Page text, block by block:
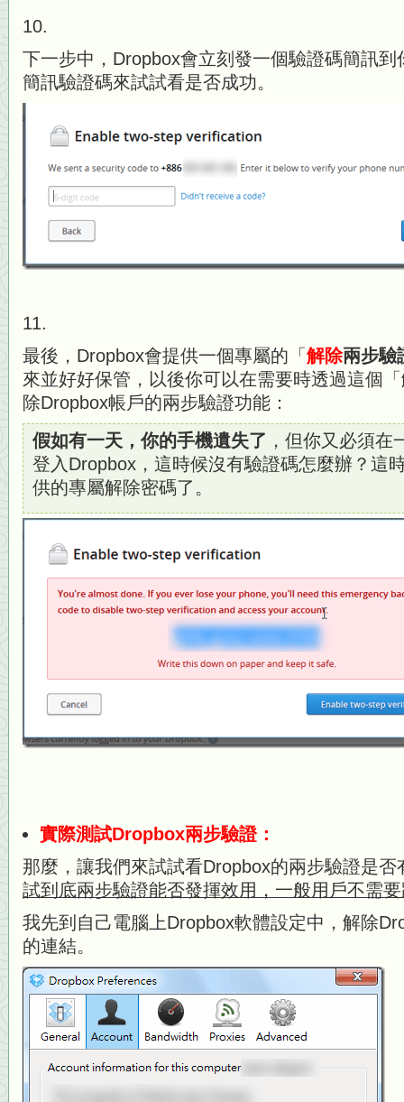
10.
下一步中，Dropbox會立刻發一個驗證碼簡訊
簡訊驗證碼來試試看是否成功。
11.
最後，Dropbox會提供一個專屬的「 解除兩步驗
來並好好保管，以後你可以在需要時透過這個
除Dropbox帳戶的兩步驗證功能：
假如有一天，你的手機遺失了 ，但你又必須
登入Dropbox，這時候沒有驗證碼怎麼辦？這
供的專屬解除密碼了。
實際測試Dropbox兩步驗證：
那麼，讓我們來試試看Dropbox的兩步驗證是否
試到底兩步驗證能否發揮效用，一般用戶不需
我先到自己電腦上Dropbox軟體設定中，解除
的連結。